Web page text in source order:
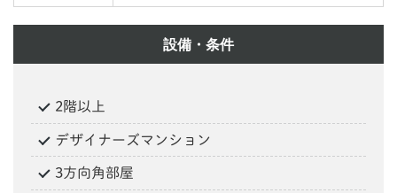
設備・条件
2階以上
デザイナーズマンション
3方向角部屋